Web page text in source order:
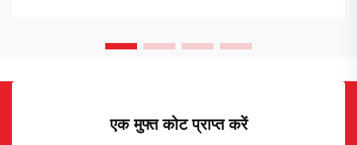
एक मुफ्त कोट प्राप्त करें